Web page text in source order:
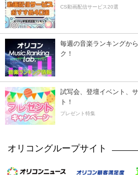
CS動画配信サービス20選
毎週の音楽ランキングか
ク！
試写会、登壇イベント、
ト！
プレゼント特集
オリコングループサイト